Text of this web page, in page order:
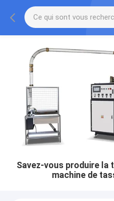
Savez-vous produire la
machine de